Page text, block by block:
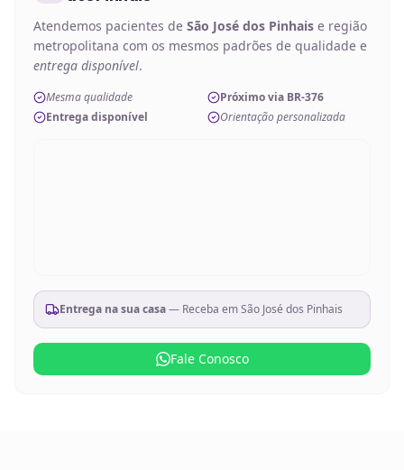
Atendemos pacientes de São José dos Pinhais e região
metropolitana com os mesmos padrões de qualidade e
entrega disponível.
Mesma qualidade
Próximo via BR-376
Entrega disponível
Orientação personalizada
Entrega na sua casa— Receba emSão José dos Pinhais
Fale Conosco